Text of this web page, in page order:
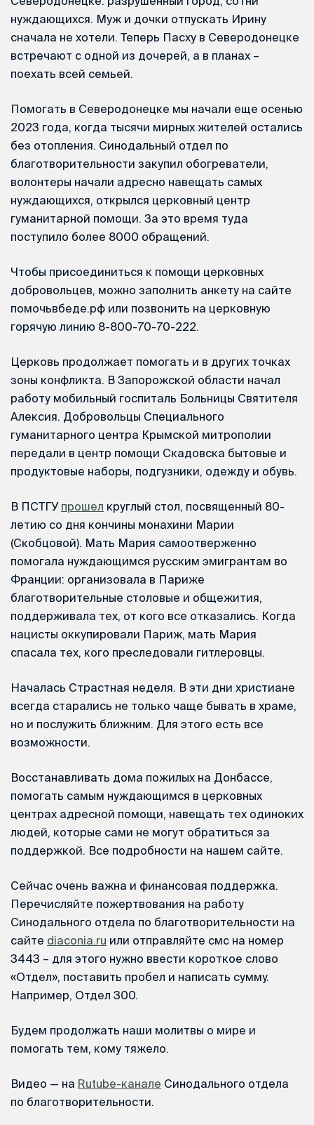
нуждающихся. Муж и дочки отпускать Ирину
сначала не хотели. Теперь Пасху в Северодонецке
встречают с одной из дочерей, а в планах –
поехать всей семьей.
Помогать в Северодонецке мы начали еще осенью
2023 года, когда тысячи мирных жителей остались
без отопления. Синодальный отдел по
благотворительности закупил обогреватели,
волонтеры начали адресно навещать самых
нуждающихся, открылся церковный центр
гуманитарной помощи. За это время туда
поступило более 8000 обращений.
Чтобы присоединиться к помощи церковных
добровольцев, можно заполнить анкету на сайте
помочьвбеде.рф или позвонить на церковную
горячую линию 8-800-70-70-222.
Церковь продолжает помогать и в других точках
зоны конфликта. В Запорожской области начал
работу мобильный госпиталь Больницы Святителя
Алексия. Добровольцы Специального
гуманитарного центра Крымской митрополии
передали в центр помощи Скадовска бытовые и
продуктовые наборы, подгузники, одежду и обувь.
В ПСТГУ прошел круглый стол, посвященный 80-
летию со дня кончины монахини Марии
(Скобцовой). Мать Мария самоотверженно
помогала нуждающимся русским эмигрантам во
Франции: организовала в Париже
благотворительные столовые и общежития,
поддерживала тех, от кого все отказались. Когда
нацисты оккупировали Париж, мать Мария
спасала тех, кого преследовали гитлеровцы.
Началась Страстная неделя. В эти дни христиане
всегда старались не только чаще бывать в храме,
но и послужить ближним. Для этого есть все
возможности.
Восстанавливать дома пожилых на Донбассе,
помогать самым нуждающимся в церковных
центрах адресной помощи, навещать тех одиноких
людей, которые сами не могут обратиться за
поддержкой. Все подробности на нашем сайте.
Сейчас очень важна и финансовая поддержка.
Перечисляйте пожертвования на работу
Синодального отдела по благотворительности на
сайте diaconia.ru или отправляйте смс на номер
3443 – для этого нужно ввести короткое слово
«Отдел», поставить пробел и написать сумму.
Например, Отдел 300.
Будем продолжать наши молитвы о мире и
помогать тем, кому тяжело.
Видео — на Rutube-канале Синодального отдела
по благотворительности.